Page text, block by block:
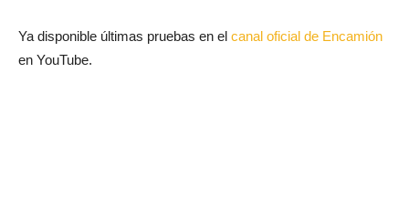
Ya disponible últimas pruebas en el canal oficial de Encamión
en YouTube.